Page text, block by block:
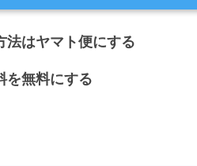
法はヤマト便にする
を無料にする